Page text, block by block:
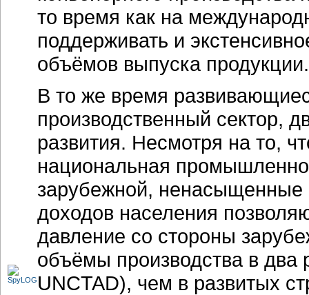
то время как на
поддерживать и
объёмов выпуска продукции.
В то же время
производственный сектор,
развития. Несмотря на то,
национальная
зарубежной, ненасыщенные
доходов населения
давление со стороны
объёмы производства в
UNCTAD), чем в развитых